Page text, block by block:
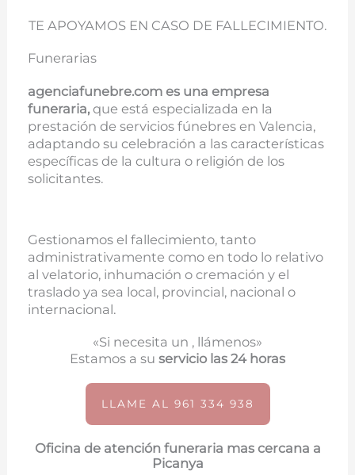
TE APOYAMOS EN CASO DE FALLECIMIENTO.
Funerarias
agenciafunebre.com es una empresa
funeraria, que está especializada en la
prestación de servicios fúnebres en Valencia,
adaptando su celebración a las características
específicas de la cultura o religión de los
solicitantes.
Gestionamos el fallecimiento, tanto
administrativamente como en todo lo relativo
al velatorio, inhumación o cremación y el
traslado ya sea local, provincial, nacional o
internacional.
«Si necesita un , llámenos»
Estamos a su servicio las 24 horas
LLAME AL 961 334 938
Oficina de atención funeraria mas cercana a
Picanya